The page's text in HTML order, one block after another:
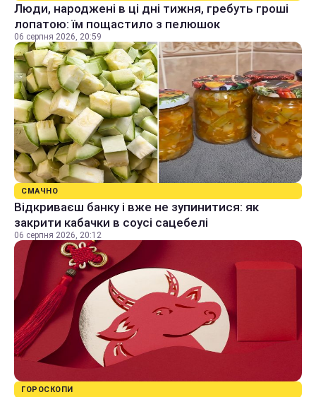
Люди, народжені в ці дні тижня, гребуть гроші
лопатою: їм пощастило з пелюшок
06 серпня 2026, 20:59
СМАЧНО
Відкриваєш банку і вже не зупинитися: як
закрити кабачки в соусі сацебелі
06 серпня 2026, 20:12
ГОРОСКОПИ